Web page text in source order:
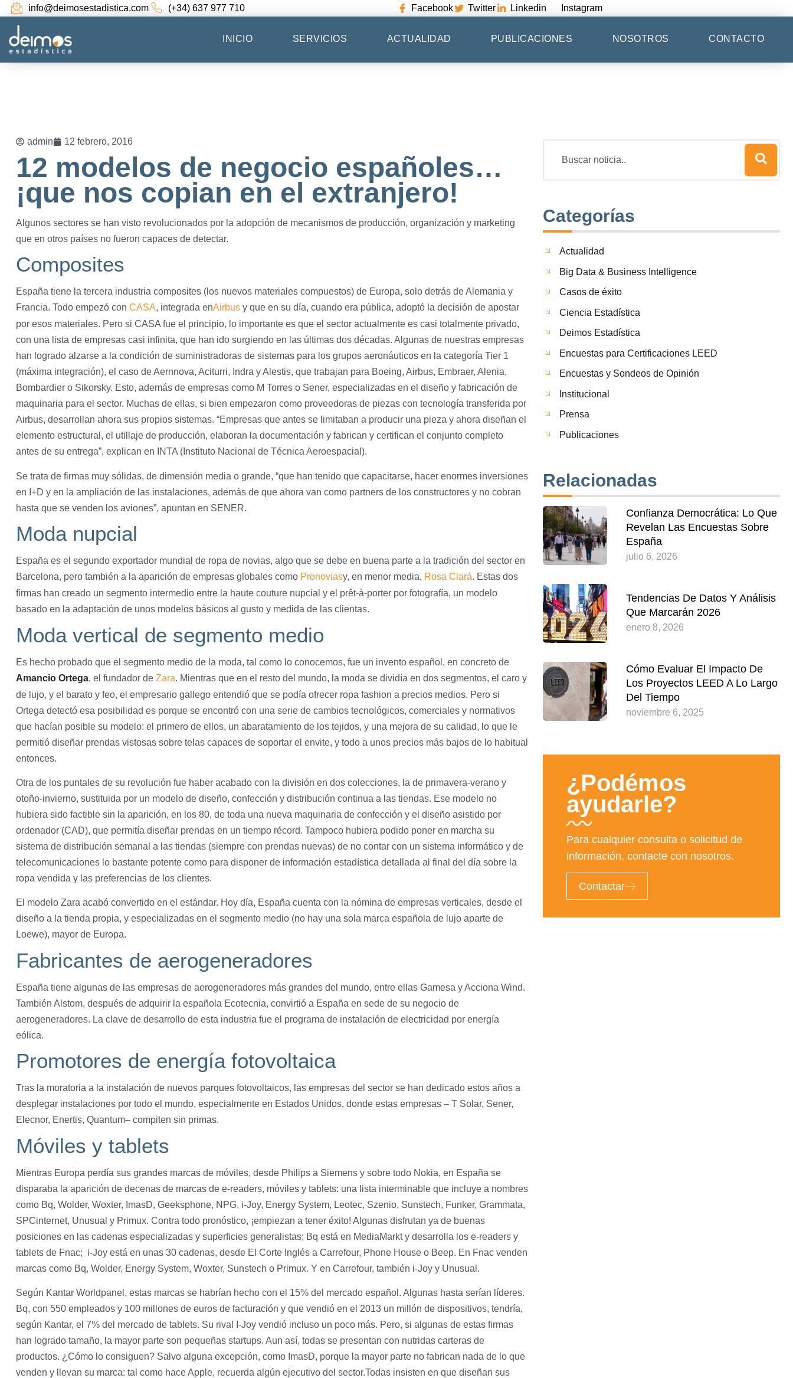
info@deimosestadistica.com (+34) 637 977 710 Facebook Twitter Linkedin Instagram
INICIO SERVICIOS ACTUALIDAD PUBLICACIONES NOSOTROS CONTACTO
admin 12 febrero, 2016
12 modelos de negocio españoles…
¡que nos copian en el extranjero!
Algunos sectores se han visto revolucionados por la adopción de mecanismos de producción, organización y marketing
que en otros países no fueron capaces de detectar.
Composites
España tiene la tercera industria composites (los nuevos materiales compuestos) de Europa, solo detrás de Alemania y
Francia. Todo empezó con CASA, integrada enAirbus y que en su día, cuando era pública, adoptó la decisión de apostar
por esos materiales. Pero si CASA fue el principio, lo importante es que el sector actualmente es casi totalmente privado,
con una lista de empresas casi infinita, que han ido surgiendo en las últimas dos décadas. Algunas de nuestras empresas
han logrado alzarse a la condición de suministradoras de sistemas para los grupos aeronáuticos en la categoría Tier 1
(máxima integración), el caso de Aernnova, Aciturri, Indra y Alestis, que trabajan para Boeing, Airbus, Embraer, Alenia,
Bombardier o Sikorsky. Esto, además de empresas como M Torres o Sener, especializadas en el diseño y fabricación de
maquinaria para el sector. Muchas de ellas, si bien empezaron como proveedoras de piezas con tecnología transferida por
Airbus, desarrollan ahora sus propios sistemas. “Empresas que antes se limitaban a producir una pieza y ahora diseñan el
elemento estructural, el utillaje de producción, elaboran la documentación y fabrican y certifican el conjunto completo
antes de su entrega”, explican en INTA (Instituto Nacional de Técnica Aeroespacial).
Se trata de firmas muy sólidas, de dimensión media o grande, “que han tenido que capacitarse, hacer enormes inversiones
en I+D y en la ampliación de las instalaciones, además de que ahora van como partners de los constructores y no cobran
hasta que se venden los aviones”, apuntan en SENER.
Moda nupcial
España es el segundo exportador mundial de ropa de novias, algo que se debe en buena parte a la tradición del sector en
Barcelona, pero también a la aparición de empresas globales como Pronoviasy, en menor media, Rosa Clará. Estas dos
firmas han creado un segmento intermedio entre la haute couture nupcial y el prêt-à-porter por fotografía, un modelo
basado en la adaptación de unos modelos básicos al gusto y medida de las clientas.
Moda vertical de segmento medio
Es hecho probado que el segmento medio de la moda, tal como lo conocemos, fue un invento español, en concreto de
Amancio Ortega, el fundador de Zara. Mientras que en el resto del mundo, la moda se dividía en dos segmentos, el caro y
de lujo, y el barato y feo, el empresario gallego entendió que se podía ofrecer ropa fashion a precios medios. Pero si
Ortega detectó esa posibilidad es porque se encontró con una serie de cambios tecnológicos, comerciales y normativos
que hacían posible su modelo: el primero de ellos, un abaratamiento de los tejidos, y una mejora de su calidad, lo que le
permitió diseñar prendas vistosas sobre telas capaces de soportar el envite, y todo a unos precios más bajos de lo habitual
entonces.
Otra de los puntales de su revolución fue haber acabado con la división en dos colecciones, la de primavera-verano y
otoño-invierno, sustituida por un modelo de diseño, confección y distribución continua a las tiendas. Ese modelo no
hubiera sido factible sin la aparición, en los 80, de toda una nueva maquinaria de confección y el diseño asistido por
ordenador (CAD), que permitía diseñar prendas en un tiempo récord. Tampoco hubiera podido poner en marcha su
sistema de distribución semanal a las tiendas (siempre con prendas nuevas) de no contar con un sistema informático y de
telecomunicaciones lo bastante potente como para disponer de información estadística detallada al final del día sobre la
ropa vendida y las preferencias de los clientes.
El modelo Zara acabó convertido en el estándar. Hoy día, España cuenta con la nómina de empresas verticales, desde el
diseño a la tienda propia, y especializadas en el segmento medio (no hay una sola marca española de lujo aparte de
Loewe), mayor de Europa.
Fabricantes de aerogeneradores
España tiene algunas de las empresas de aerogeneradores más grandes del mundo, entre ellas Gamesa y Acciona Wind.
También Alstom, después de adquirir la española Ecotecnia, convirtió a España en sede de su negocio de
aerogeneradores. La clave de desarrollo de esta industria fue el programa de instalación de electricidad por energía
eólica.
Promotores de energía fotovoltaica
Tras la moratoria a la instalación de nuevos parques fotovoltaicos, las empresas del sector se han dedicado estos años a
desplegar instalaciones por todo el mundo, especialmente en Estados Unidos, donde estas empresas – T Solar, Sener,
Elecnor, Enertis, Quantum– compiten sin primas.
Móviles y tablets
Mientras Europa perdía sus grandes marcas de móviles, desde Philips a Siemens y sobre todo Nokia, en España se
disparaba la aparición de decenas de marcas de e-readers, móviles y tablets: una lista interminable que incluye a nombres
como Bq, Wolder, Woxter, ImasD, Geeksphone, NPG, i-Joy, Energy System, Leotec, Szenio, Sunstech, Funker, Grammata,
SPCinternet, Unusual y Primux. Contra todo pronóstico, ¡empiezan a tener éxito! Algunas disfrutan ya de buenas
posiciones en las cadenas especializadas y superficies generalistas; Bq está en MediaMarkt y desarrolla los e-readers y
tablets de Fnac; i-Joy está en unas 30 cadenas, desde El Corte Inglés a Carrefour, Phone House o Beep. En Fnac venden
marcas como Bq, Wolder, Energy System, Woxter, Sunstech o Primux. Y en Carrefour, también i-Joy y Unusual.
Según Kantar Worldpanel, estas marcas se habrían hecho con el 15% del mercado español. Algunas hasta serían líderes.
Bq, con 550 empleados y 100 millones de euros de facturación y que vendió en el 2013 un millón de dispositivos, tendría,
según Kantar, el 7% del mercado de tablets. Su rival I-Joy vendió incluso un poco más. Pero, si algunas de estas firmas
han logrado tamaño, la mayor parte son pequeñas startups. Aun así, todas se presentan con nutridas carteras de
productos. ¿Cómo lo consiguen? Salvo alguna excepción, como ImasD, porque la mayor parte no fabrican nada de lo que
venden y llevan su marca: tal como hace Apple, recuerda algún ejecutivo del sector.Todas insisten en que diseñan sus
Categorías
Actualidad
Big Data & Business Intelligence
Casos de éxito
Ciencia Estadística
Deimos Estadística
Encuestas para Certificaciones LEED
Encuestas y Sondeos de Opinión
Institucional
Prensa
Publicaciones
Relacionadas
Confianza Democrática: Lo Que
Revelan Las Encuestas Sobre
España
julio 6, 2026
Tendencias De Datos Y Análisis
Que Marcarán 2026
enero 8, 2026
Cómo Evaluar El Impacto De
Los Proyectos LEED A Lo Largo
Del Tiempo
noviembre 6, 2025
¿Podémos
ayudarle?
Para cualquier consulta o solicitud de
información, contacte con nosotros.
Contactar